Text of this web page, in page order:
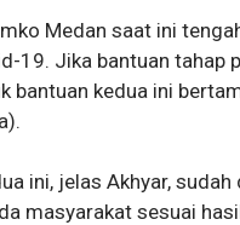
Medan saat ini
19. Jika bantuan tahap
bantuan kedua ini
ini, jelas Akhyar,
masyarakat sesuai